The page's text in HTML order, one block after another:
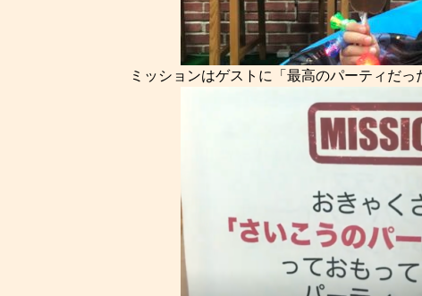
ミッションはゲストに「最高のパーティだっ